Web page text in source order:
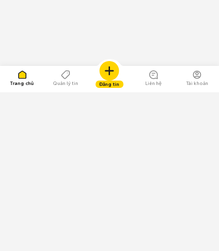
Trang chủ Quản lý tin Đăng tin Liên hệ Tài khoản